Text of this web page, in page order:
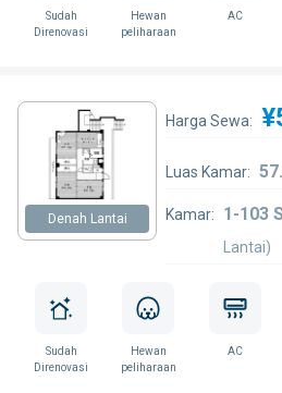
Sudah
Direnovasi
Hewan
peliharaan
AC
Denah Lantai
Harga Sewa:
Luas Kamar:
Kamar: 1-103
Lantai)
Sudah
Direnovasi
Hewan
peliharaan
AC